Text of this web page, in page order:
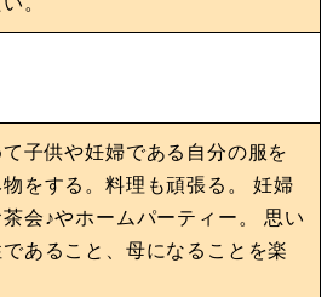
子供や妊婦である自分の服を
をする。料理も頑張る。 妊婦
会♪やホームパーティー。 思い
あること、母になることを楽